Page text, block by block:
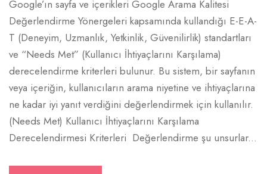
Google’ın sayfa ve içerikleri Google Arama Kalitesi
Değerlendirme Yönergeleri kapsamında kullandığı E-E-A-
T (Deneyim, Uzmanlık, Yetkinlik, Güvenilirlik) standartları
ve “Needs Met” (Kullanıcı İhtiyaçlarını Karşılama)
derecelendirme kriterleri bulunur. Bu sistem, bir sayfanın
veya içeriğin, kullanıcıların arama niyetine ve ihtiyaçlarına
ne kadar iyi yanıt verdiğini değerlendirmek için kullanılır.
(Needs Met) Kullanıcı İhtiyaçlarını Karşılama
Derecelendirmesi Kriterleri Değerlendirme şu unsurlar...